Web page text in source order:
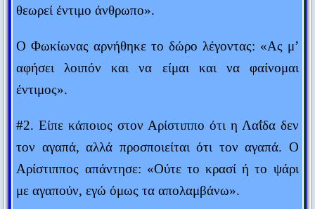
Θεόκριτος
Λάο Τσε
ανθρώπων... Αν και για το σύμπαν, έχω αρχίσει τελευταία να
Άλμπερτ Αϊνστάιν
Ο κόσμος είναι ένα βιβλίο. Όσοι δεν ταξιδεύουν διαβάζουν
μόνο μια σελίδα του.
Αγ. Αυγουστίνος
θεωρεί έντιμο άνθρωπο».
Ο Φωκίωνας αρνήθηκε το δώρο λέγοντας: «Ας μ’
αφήσει λοιπόν και να είμαι και να φαίνομαι
έντιμος».
#2. Είπε κάποιος στον Αρίστιππο ότι η Λαΐδα δεν
τον αγαπά, αλλά προσποιείται ότι τον αγαπά. Ο
Αρίστιππος απάντησε: «Ούτε το κρασί ή το ψάρι
με αγαπούν, εγώ όμως τα απολαμβάνω».